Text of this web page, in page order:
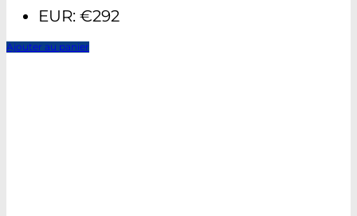
EUR: €292
Ajouter au panier